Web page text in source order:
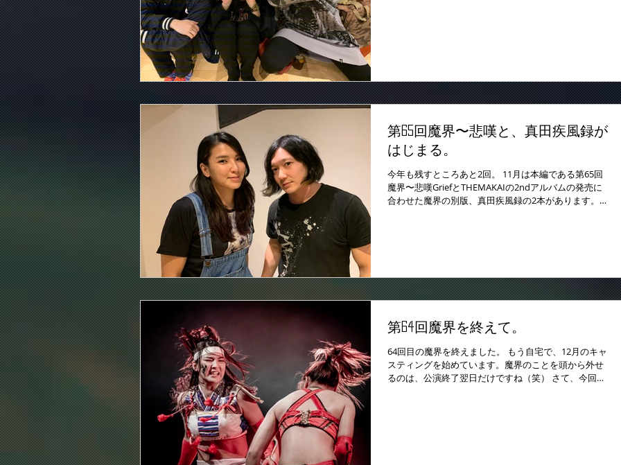
第65回魔界〜悲嘆と、真田疾風録が
はじまる。
今年も残すところあと2回。 11月は本編である第65回
魔界〜悲嘆GriefとTHEMAKAIの2ndアルバムの発売に
合わせた魔界の別版、真田疾風録の2本があります。
第64回魔界を終えて。
64回目の魔界を終えました。 もう自宅で、12月のキャ
スティングを始めています。魔界のことを頭から外せ
るのは、公演終了翌日だけですね（笑） さて、今回も